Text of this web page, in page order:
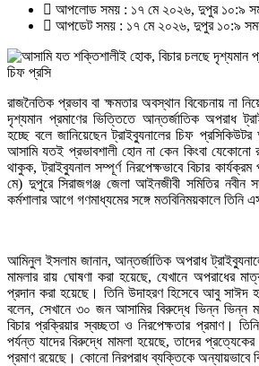
আপলোড সময় : ১৭ মে ২০২৬, দুপুর ১০:৯
আপডেট সময় : ১৭ মে ২০২৬, দুপুর ১০:৯
রাজনৈতিক প্রভাব বা ক্ষমতার অবস্থান বিবেচনায় না
দৃশ্যমান প্রমাণের ভিত্তিতে আন্তর্জাতিক অপরাধ
হচ্ছে বলে জানিয়েছেন ট্রাইব্যুনালের চিফ
আসামি যতই প্রভাবশালী হোন না কেন কিংবা যেকোনো
থাকুক, ট্রাইব্যুনাল সম্পূর্ণ নিরপেক্ষভাবে বিচার
মে) দুপুরে সিরাজগঞ্জ জেলা আইনজীবী সমিতির
কর্মশালার আগে গণমাধ্যমের সঙ্গে মতবিনিময়কালে তিনি
আমিনুল ইসলাম জানান, আন্তর্জাতিক অপরাধ
মামলার রায় ঘোষণা করা হয়েছে, যেখানে অপরাধের
প্রদান করা হয়েছে। তিনি উদাহরণ হিসেবে আবু সাঈদ
বলেন, সেখানে ৩০ জন আসামির বিরুদ্ধে ভিন্ন ভিন্ন
বিচার প্রক্রিয়ার স্বচ্ছতা ও নিরপেক্ষতার প্রমাণ।
পর্যন্ত যাদের বিরুদ্ধে মামলা হয়েছে, তাদের
প্রমাণ রয়েছে। কোনো নিরপরাধ ব্যক্তিকে অন্যায়ভাবে